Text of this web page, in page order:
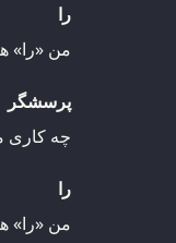
را
من
پرسشگر
چه کاری
را
من «را»